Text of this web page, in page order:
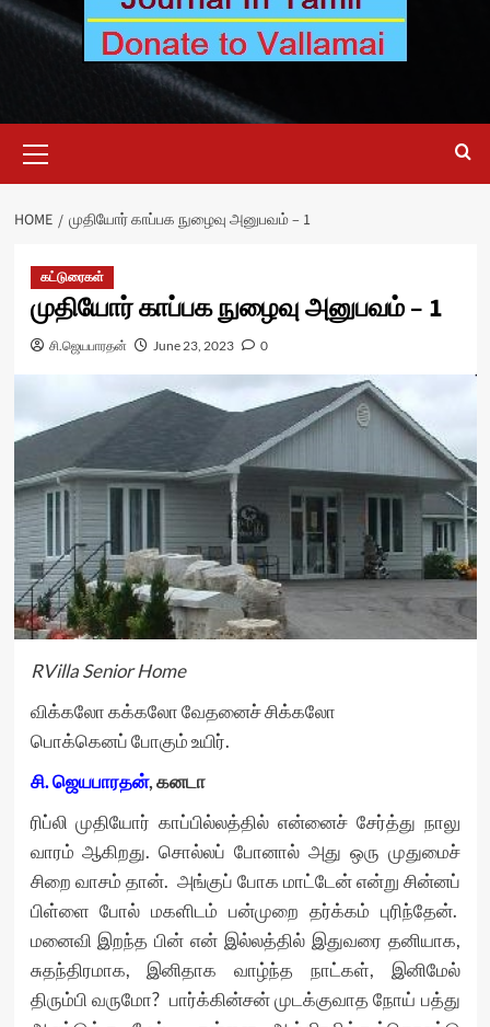
Menu
HOME முதியோர் காப்பக நுழைவு அனுபவம் – 1
கட்டுரைகள்
முதியோர் காப்பக நுழைவு அனுபவம் – 1
சி.ஜெயபாரதன் June 23, 2023 0
RVilla Senior Home
விக்கலோ கக்கலோ வேதனைச் சிக்கலோ
பொக்கெனப் போகும் உயிர்.
சி. ஜெயபாரதன், கனடா
ரிப்லி முதியோர் காப்பில்லத்தில் என்னைச் சேர்த்து நாலு
வாரம் ஆகிறது. சொல்லப் போனால் அது ஒரு முதுமைச்
சிறை வாசம் தான். அங்குப் போக மாட்டேன் என்று சின்னப்
பிள்ளை போல் மகளிடம் பன்முறை தர்க்கம் புரிந்தேன்.
மனைவி இறந்த பின் என் இல்லத்தில் இதுவரை தனியாக,
சுதந்திரமாக, இனிதாக வாழ்ந்த நாட்கள், இனிமேல்
திரும்பி வருமோ? பார்க்கின்சன் முடக்குவாத நோய் பத்து